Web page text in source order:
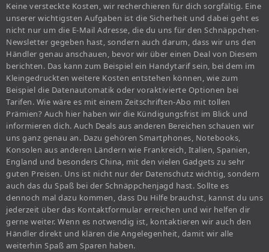
Keine versteckte Kosten, wir recherchieren für dich sorgfältig. Eine
unserer wichtigsten Aufgaben ist die Sicherheit und dabei geht es
nicht nur um die E-Mail Adresse, die du uns für den Schnäppchen-
Newsletter gegeben hast, sondern auch darum, dass wir uns den
Händler genau anschauen, bevor wir über einen Deal von Diesem
berichten. Das kann zum Beispiel ein Handytarif sein, bei dem im
Kleingedruckten weitere Kosten entstehen können, wie zum
Beispiel die Datenautomatik oder voraktivierte Optionen bei
Tarifen. Wie wäre es mit einem Zeitschriften-Abo mit tollen
Prämien? Auch hier haben wir die Kündigungsfrist im Blick und
informieren dich. Auch Deals aus anderen Bereichen schauen wir
uns ganz genau an. Dazu gehören Smartphones, Notebooks,
Konsolen aus anderen Ländern wie Frankreich, Italien, Spanien,
England und besonders China, mit den vielen Gadgets zu sehr
guten Preisen. Uns ist nicht nur der Datenschutz wichtig, sondern
auch das du Spaß bei der Schnäppchenjagd hast. Sollte es
dennoch mal dazu kommen, dass Du Hilfe brauchst, kannst du uns
jederzeit über das Kontaktformular erreichen und wir helfen dir
gerne weiter. Wenn es notwendig ist, kontaktieren wir auch den
Händler direkt und klären die Angelegenheit, damit wir alle
weiterhin Spaß am Sparen haben.